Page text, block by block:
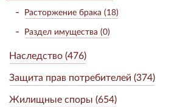
Расторжение брака (18)
Раздел имущества (0)
Наследство (476)
Защита прав потребителей (374)
Жилищные споры (654)